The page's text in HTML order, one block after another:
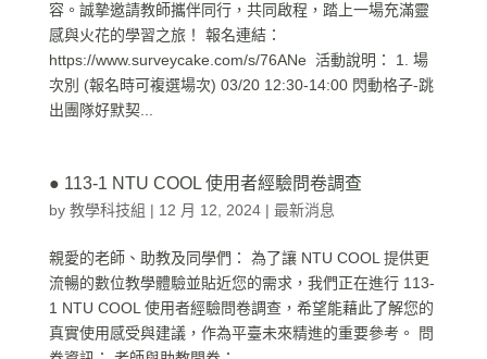
容。誠摯邀請教師攜伴同行，共同啟程，踏上一場充滿靈
感與火花的學習之旅！ 報名連結：
https://www.surveycake.com/s/76ANe 活動說明： 1. 場
次別 (報名時可複選場次) 03/20 12:30-14:00 閃動格子-跳
出團隊好默契...
● 113-1 NTU COOL 使用者經驗問卷調查
by 教學科技組 | 12 月 12, 2024| 最新消息
親愛的老師、助教及同學們： 為了讓 NTU COOL 提供更
流暢的數位教學體驗並貼近您的需求，我們正在進行 113-
1 NTU COOL 使用者經驗問卷調查，希望能藉此了解您的
真實使用感受與建議，作為平臺未來精進的重要參考。 問